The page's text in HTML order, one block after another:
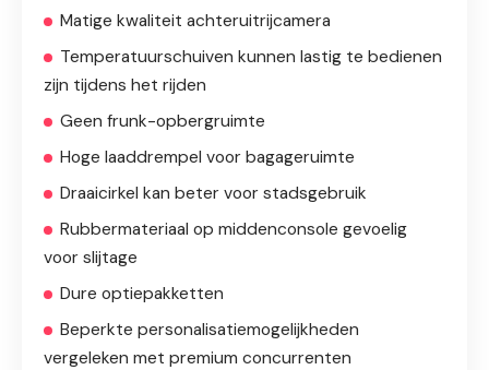
Matige kwaliteit achteruitrijcamera
Temperatuurschuiven kunnen lastig te bedienen
zijn tijdens het rijden
Geen frunk-opbergruimte
Hoge laaddrempel voor bagageruimte
Draaicirkel kan beter voor stadsgebruik
Rubbermateriaal op middenconsole gevoelig
voor slijtage
Dure optiepakketten
Beperkte personalisatiemogelijkheden
vergeleken met premium concurrenten